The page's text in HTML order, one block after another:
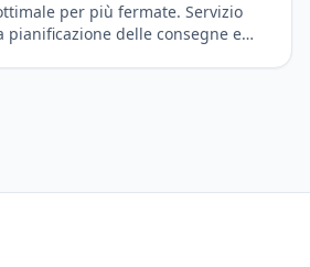
per più fermate. Servizio
pianificazione delle consegne e